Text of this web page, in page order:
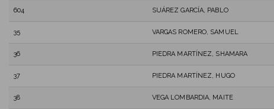
604 SUÁREZ GARCÍA, PABLO
35 VARGAS ROMERO, SAMUEL
36 PIEDRA MARTÍNEZ, SHAMARA
37 PIEDRA MARTÍNEZ, HUGO
38 VEGA LOMBARDIA, MAITE